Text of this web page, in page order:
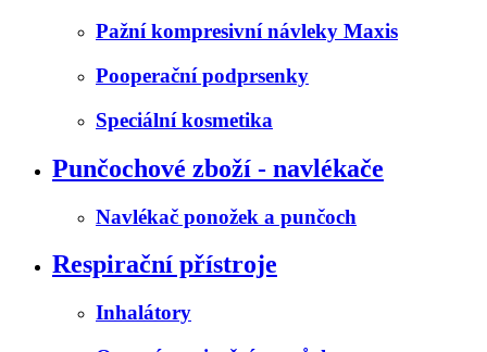
Pažní kompresivní návleky Maxis
Pooperační podprsenky
Speciální kosmetika
Punčochové zboží - navlékače
Navlékač ponožek a punčoch
Respirační přístroje
Inhalátory